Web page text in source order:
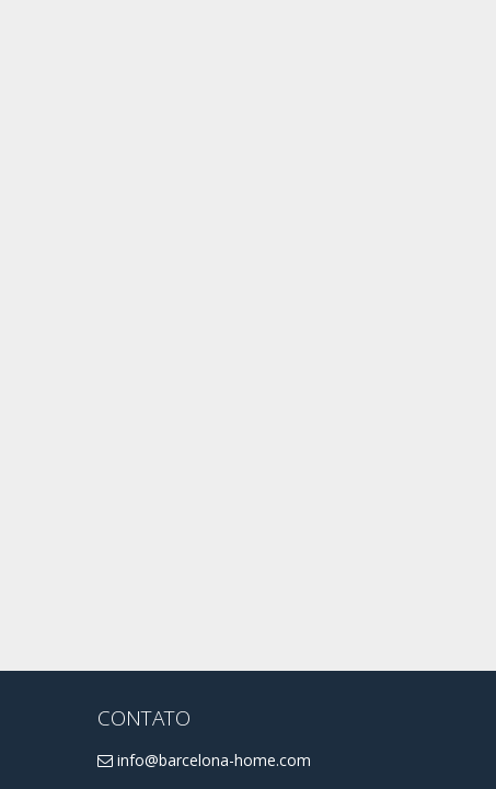
CONTATO
info@barcelona-home.com